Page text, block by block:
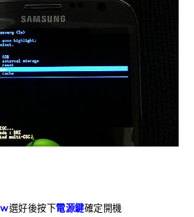
選好後按下電源鍵確定開機